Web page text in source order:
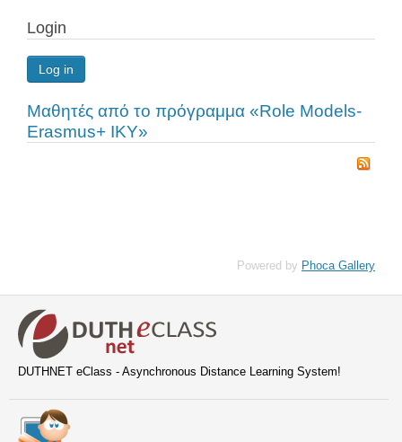
Login
Log in
Μαθητές από το πρόγραμμα «Role Models-
Erasmus+ IKY»
Powered by Phoca Gallery
DUTHNET eClass - Asynchronous Distance Learning System!